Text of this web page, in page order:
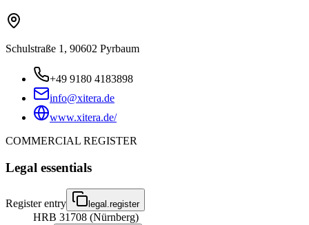
Schulstraße 1, 90602 Pyrbaum
+49 9180 4183898
info@xitera.de
www.xitera.de/
COMMERCIAL REGISTER
Legal essentials
Register entry legal.register
HRB 31708 (Nürnberg)